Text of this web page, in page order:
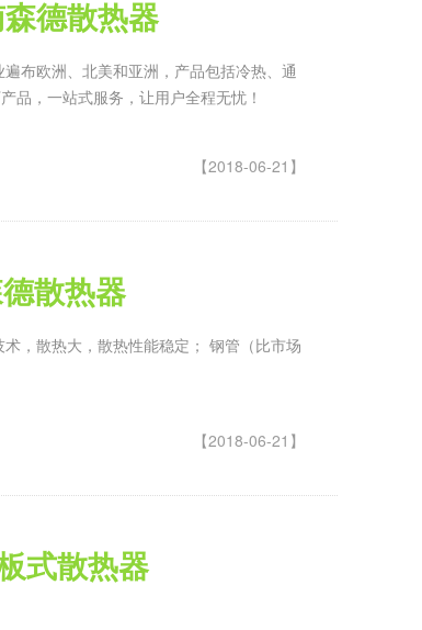
德散热器
布欧洲、北美和亚洲，产品包括冷热、通
品，一站式服务，让用户全程无忧！
【2018-06-21】
散热器
，散热大，散热性能稳定； 钢管（比市场
【2018-06-21】
式散热器